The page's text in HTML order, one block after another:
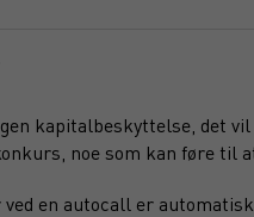
kapitalbeskyttelse, det
noe som kan føre til
ved en autocall er